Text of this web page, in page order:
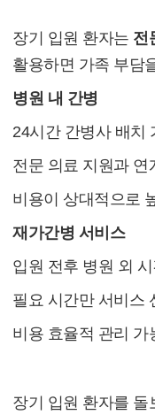
장기 입원 환자는 전
활용하면 가족 부담
병원 내 간병
24시간 간병사 배치
전문 의료 지원과 연
비용이 상대적으로
재가간병 서비스
입원 전후 병원 외
필요 시간만 서비스
비용 효율적 관리 가
장기 입원 환자를 돌